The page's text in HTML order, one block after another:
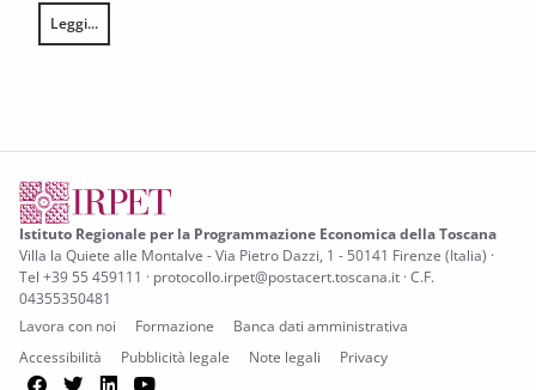
Leggi...
Efficienza energetica e rinnovabili nelle imprese toscane: dinamiche
Istituto Regionale per la Programmazione Economica della Toscana
Villa la Quiete alle Montalve - Via Pietro Dazzi, 1 - 50141 Firenze (Italia) ·
Tel +39 55 459111 · protocollo.irpet@postacert.toscana.it · C.F.
04355350481
Lavora con noi
Formazione
Banca dati amministrativa
Accessibilità
Pubblicità legale Note legali Privacy
Facebook
TwitterLinkedIn